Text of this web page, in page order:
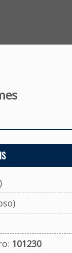
101230